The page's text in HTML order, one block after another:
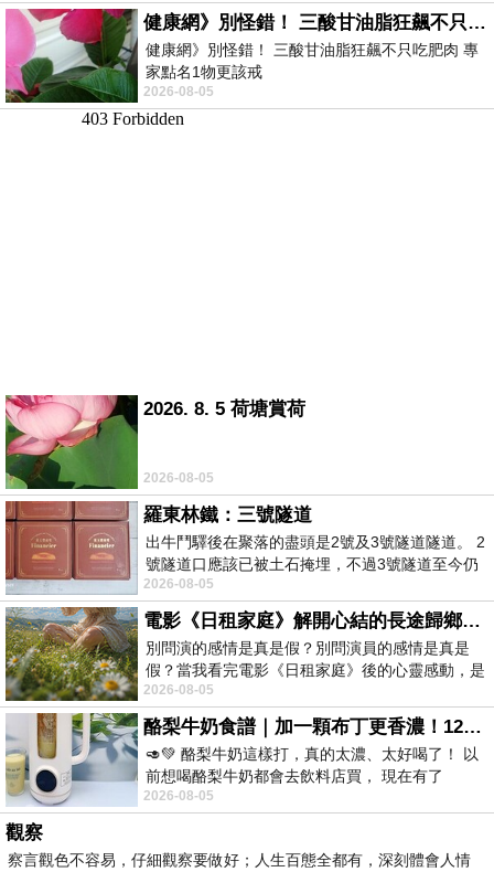
健康網》別怪錯！ 三酸甘油脂狂飆不只吃肥肉 專家點名1物更該戒
健康網》別怪錯！ 三酸甘油脂狂飆不只吃肥肉 專
家點名1物更該戒
https://health.ltn.com.tw/article/breakingnews/
2026-08-05
2026. 8. 5 荷塘賞荷
2026-08-05
羅東林鐵：三號隧道
出牛鬥驛後在聚落的盡頭是2號及3號隧道隧道。 2
號隧道口應該已被土石掩埋，不過3號隧道至今仍
存在。從台7丙牛鬥橋上往左岸上游方
2026-08-05
電影《日租家庭》解開心結的長途歸鄉！能在電影院感受到地理的寬闊和人心的相鄰，真是太棒了！
別問演的感情是真是假？別問演員的感情是真是
假？當我看完電影《日租家庭》後的心靈感動，是
真的。詮釋的情感觸動了人心，就是真情
2026-08-05
酪梨牛奶食譜｜加一顆布丁更香濃！120秒完成飲料店級酪梨奶昔｜imami 旗艦豆漿機
🥑💚 酪梨牛奶這樣打，真的太濃、太好喝了！ 以
前想喝酪梨牛奶都會去飲料店買， 現在有了
imami 健康煮藝｜旗艦破壁智慧養生豆漿機，
2026-08-05
觀察
察言觀色不容易，仔細觀察要做好；人生百態全都有，深刻體會人情